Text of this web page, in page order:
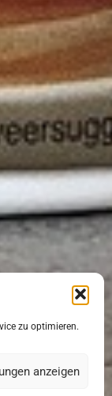
zu optimieren.
anzeigen